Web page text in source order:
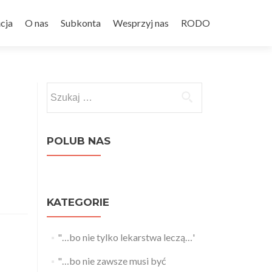
O nas Subkonta Wesprzyj nas RODO
POLUB NAS
KATEGORIE
"…bo nie tylko lekarstwa leczą…'
"…bo nie zawsze musi być